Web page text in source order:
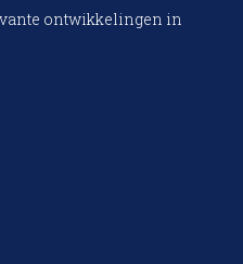
ontwikkelingen in